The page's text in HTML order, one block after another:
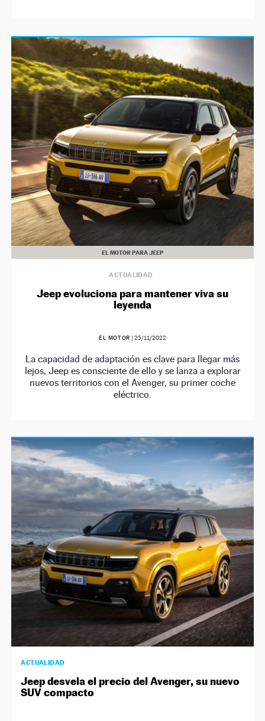
EL MOTOR PARA JEEP
ACTUALIDAD
Jeep evoluciona para mantener viva su
leyenda
EL MOTOR | 25/11/2022
La capacidad de adaptación es clave para llegar más
lejos, Jeep es consciente de ello y se lanza a explorar
nuevos territorios con el Avenger, su primer coche
eléctrico.
ACTUALIDAD
Jeep desvela el precio del Avenger, su nuevo
SUV compacto